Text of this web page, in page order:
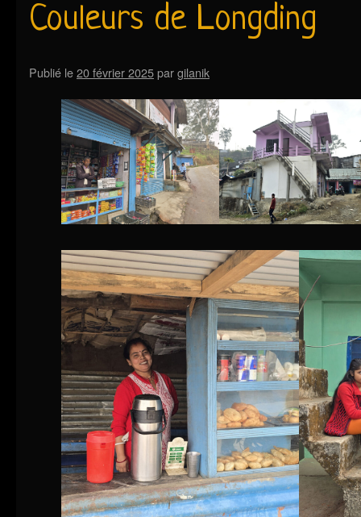
Couleurs de Longding
Publié le20 février 2025pargilanik